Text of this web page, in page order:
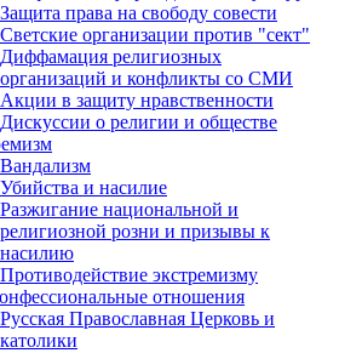
Защита права на свободу совести
Светские организации против "сект"
Диффамация религиозных
организаций и конфликты со СМИ
Акции в защиту нравственности
Дискуссии о религии и обществе
Вандализм
Убийства и насилие
Разжигание национальной и
религиозной розни и призывы к
насилию
Противодействие экстремизму
отношения
Русская Православная Церковь и
католики